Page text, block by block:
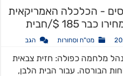
- הכלכלה האמריקאית
185 $/חבית
מט"ח וסחורות הגב
מנהל מלחמה כפולה: חזית צבאית
הבורסה. עבור הבית הלבן,